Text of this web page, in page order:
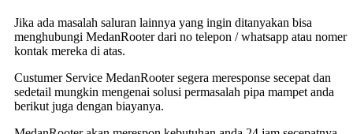
Jika ada masalah saluran lainnya yang ingin ditanyakan bisa
menghubungi MedanRooter dari no telepon / whatsapp atau nomer
kontak mereka di atas.
Custumer Service MedanRooter segera meresponse secepat dan
sedetail mungkin mengenai solusi permasalah pipa mampet anda
berikut juga dengan biayanya.